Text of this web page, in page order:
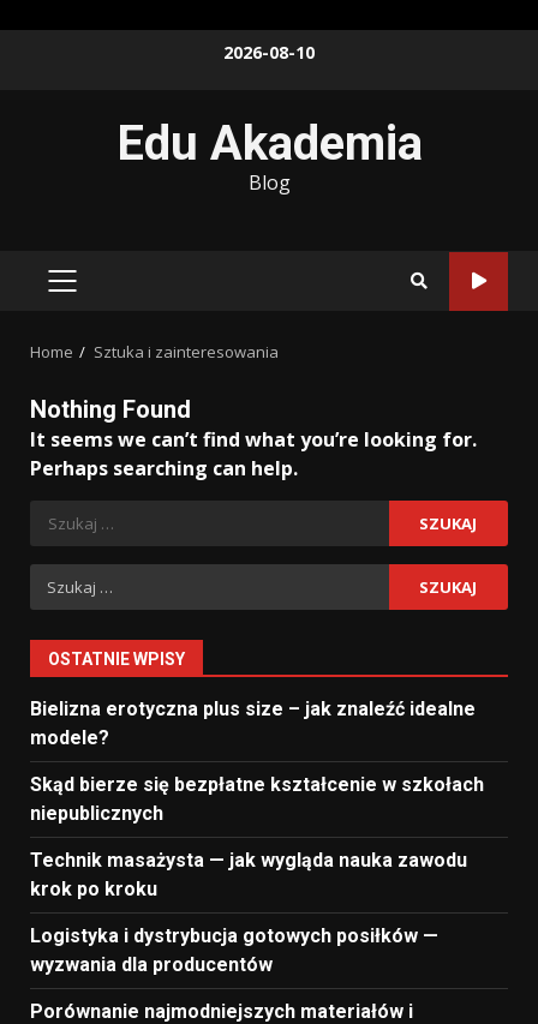
2026-08-10
Edu Akademia
Blog
PRIMARY
Home Sztuka i zainteresowania
Nothing Found
It seems we can’t find what you’re looking for.
Perhaps searching can help.
Szukaj:
Szukaj:
OSTATNIE WPISY
Bielizna erotyczna plus size – jak znaleźć idealne
modele?
Skąd bierze się bezpłatne kształcenie w szkołach
niepublicznych
Technik masażysta — jak wygląda nauka zawodu
krok po kroku
Logistyka i dystrybucja gotowych posiłków —
wyzwania dla producentów
Porównanie najmodniejszych materiałów i